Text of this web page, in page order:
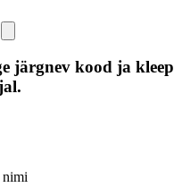
järgnev kood ja